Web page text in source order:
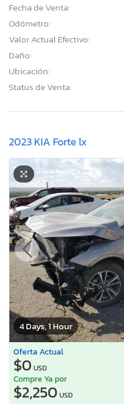
Fecha de Venta:
Odómetro:
Valor Actual Efectivo:
Daño:
Ubicación:
Status de Venta:
2023 KIA Forte lx
4 Days, 1 Hour
Oferta Actual
$0 USD
Compre Ya por
$2,250 USD